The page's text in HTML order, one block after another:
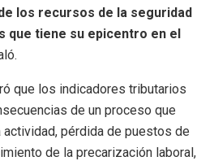
los recursos de la seguridad
que tiene su epicentro en el
que los indicadores tributarios
de un proceso que
pérdida de puestos de
de la precarización laboral,